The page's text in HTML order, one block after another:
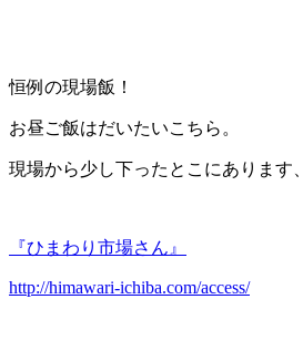
恒例の現場飯！
お昼ご飯はだいたいこちら。
現場から少し下ったとこにあります、
『ひまわり市場さん』
http://himawari-ichiba.com/access/